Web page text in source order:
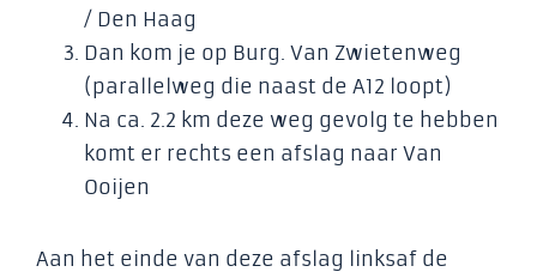
/ Den Haag
Dan kom je op Burg. Van Zwietenweg
(parallelweg die naast de A12 loopt)
Na ca. 2.2 km deze weg gevolg te hebben
komt er rechts een afslag naar Van
Ooijen
Aan het einde van deze afslag linksaf de